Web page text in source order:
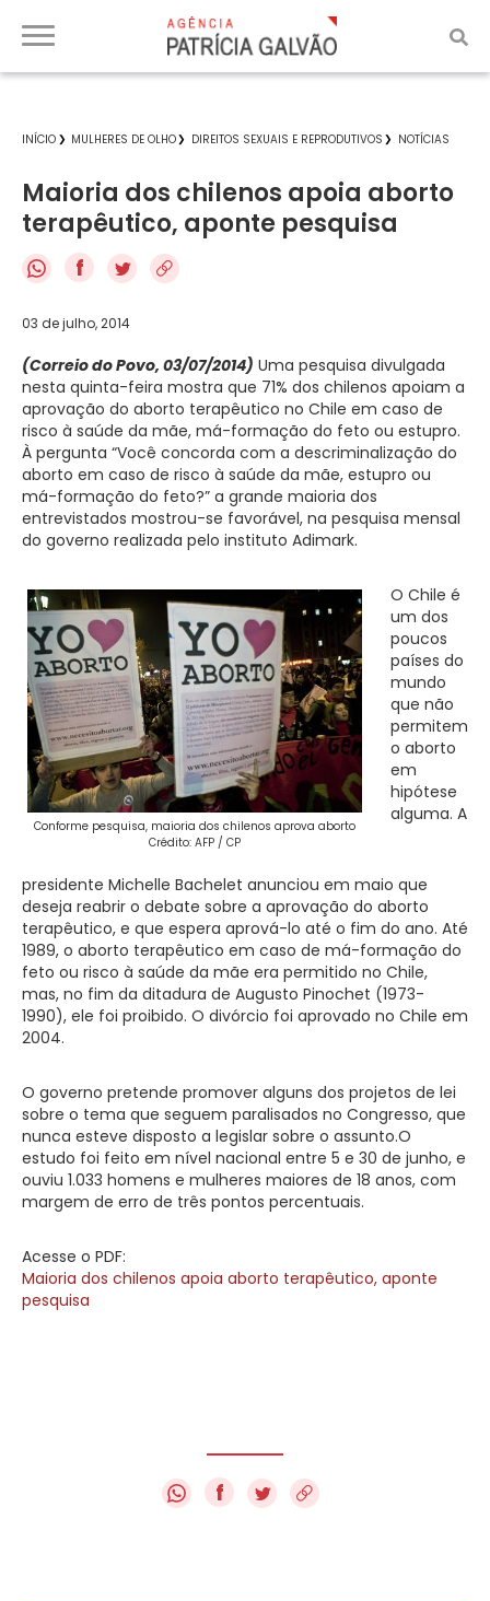
INÍCIO MULHERES DE OLHO DIREITOS SEXUAIS E REPRODUTIVOS NOTÍCIAS
Maioria dos chilenos apoia aborto
terapêutico, aponte pesquisa
f
03 de julho, 2014
(Correio do Povo, 03/07/2014) Uma pesquisa divulgada
nesta quinta-feira mostra que 71% dos chilenos apoiam a
aprovação do aborto terapêutico no Chile em caso de
risco à saúde da mãe, má-formação do feto ou estupro.
À pergunta “Você concorda com a descriminalização do
aborto em caso de risco à saúde da mãe, estupro ou
má-formação do feto?” a grande maioria dos
entrevistados mostrou-se favorável, na pesquisa mensal
do governo realizada pelo instituto Adimark.
Conforme pesquisa, maioria dos chilenos aprova aborto
Crédito: AFP / CP
O Chile é
um dos
poucos
países do
mundo
que não
permitem
o aborto
em
hipótese
alguma. A
presidente Michelle Bachelet anunciou em maio que
deseja reabrir o debate sobre a aprovação do aborto
terapêutico, e que espera aprová-lo até o fim do ano. Até
1989, o aborto terapêutico em caso de má-formação do
feto ou risco à saúde da mãe era permitido no Chile,
mas, no fim da ditadura de Augusto Pinochet (1973-
1990), ele foi proibido. O divórcio foi aprovado no Chile em
2004.
O governo pretende promover alguns dos projetos de lei
sobre o tema que seguem paralisados no Congresso, que
nunca esteve disposto a legislar sobre o assunto.O
estudo foi feito em nível nacional entre 5 e 30 de junho, e
ouviu 1.033 homens e mulheres maiores de 18 anos, com
margem de erro de três pontos percentuais.
Acesse o PDF:
Maioria dos chilenos apoia aborto terapêutico, aponte
pesquisa
f